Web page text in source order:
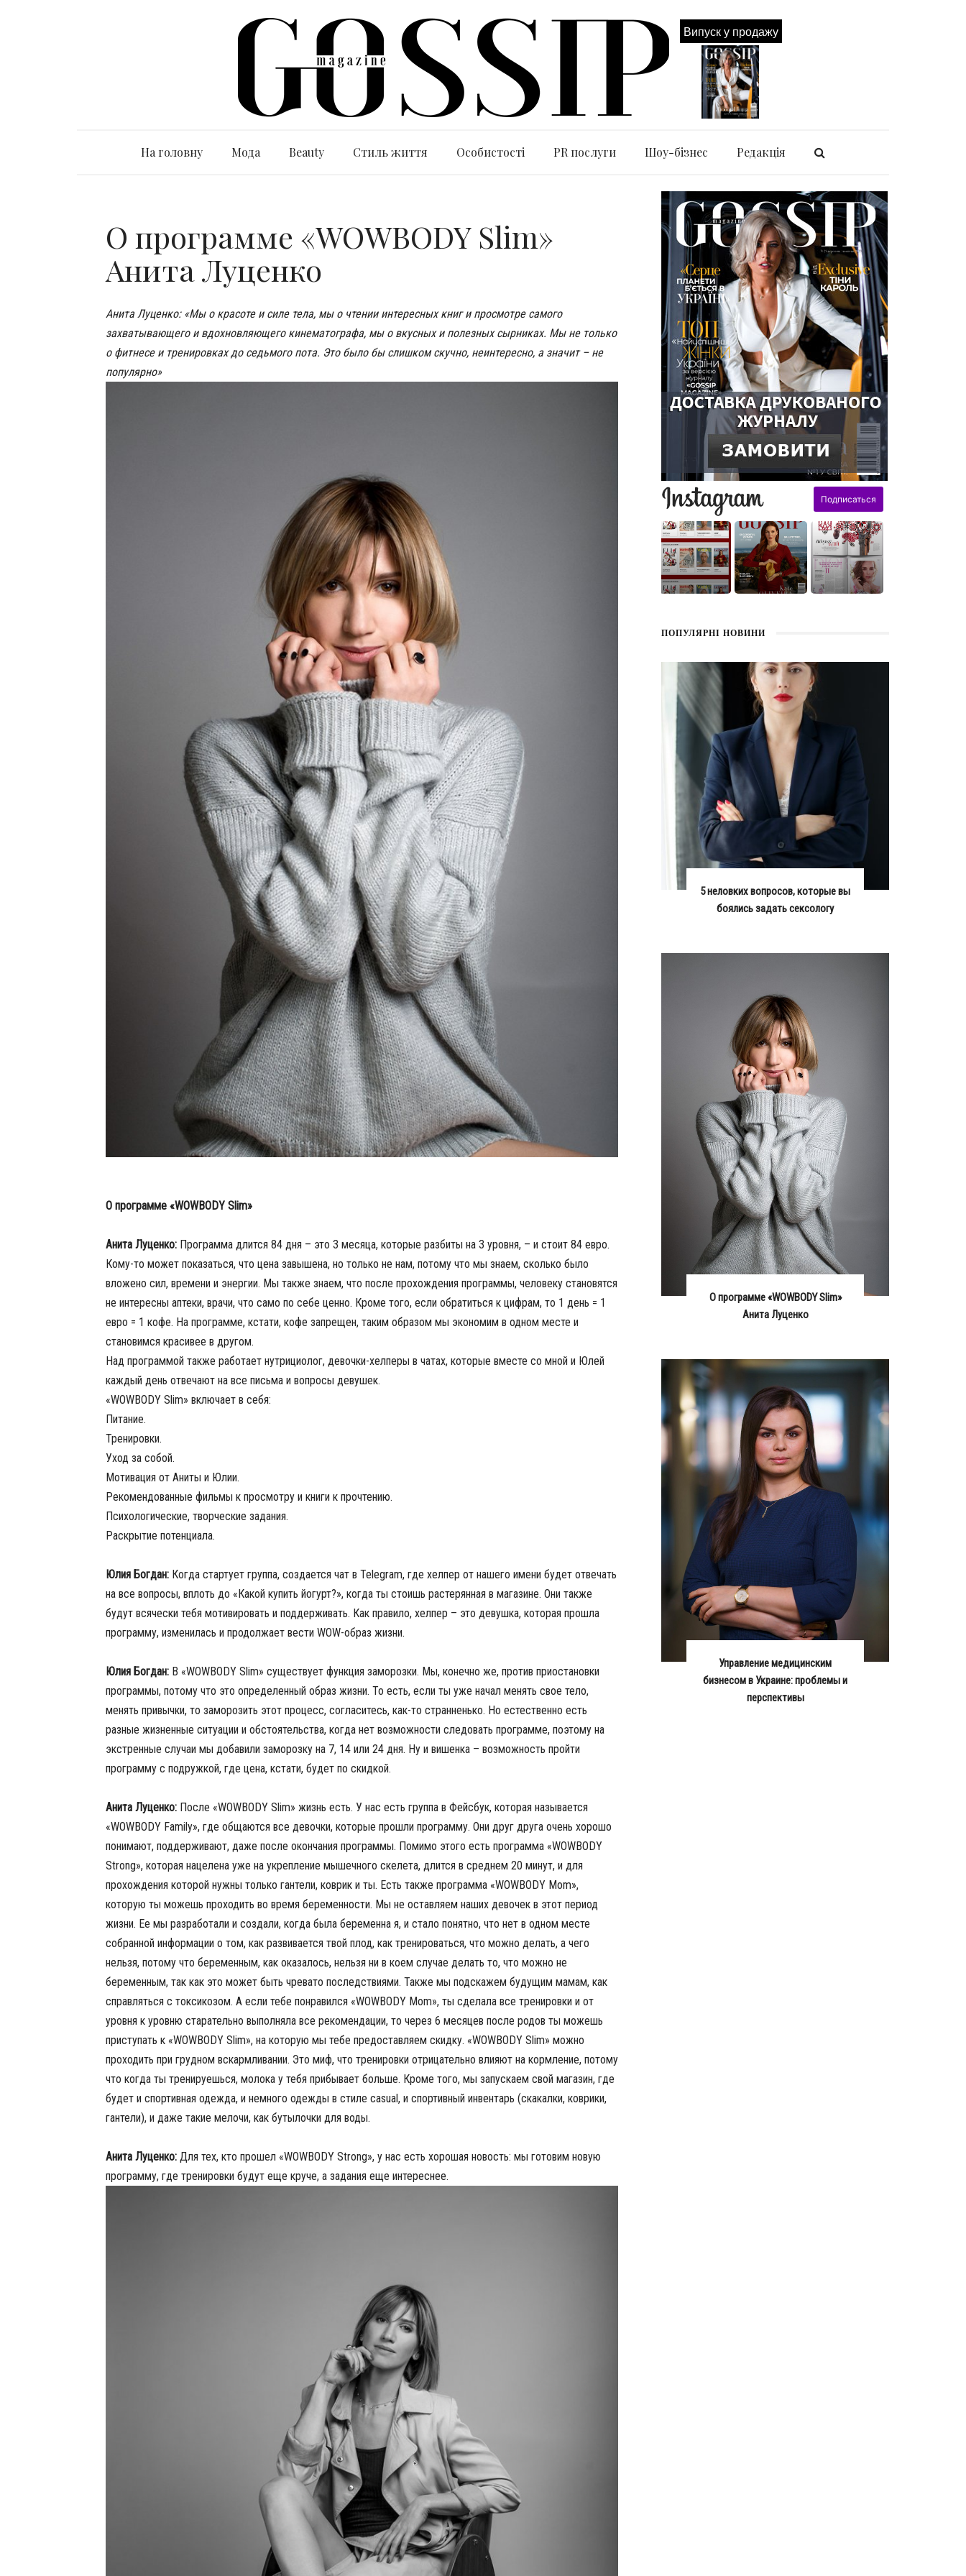
Випуск у продажу
На головну Мода Beauty Стиль життя Особистості PR послуги Шоу-бізнес Редакція
О программе «WOWBODY Slim»
Анита Луценко
Анита Луценко: «Мы о красоте и силе тела, мы о чтении интересных книг и просмотре самого
захватывающего и вдохновляющего кинематографа, мы о вкусных и полезных сырниках. Мы не только
о фитнесе и тренировках до седьмого пота. Это было бы слишком скучно, неинтересно, а значит – не
популярно»
О программе «WOWBODY Slim»
Анита Луценко: Программа длится 84 дня – это 3 месяца, которые разбиты на 3 уровня, – и стоит 84 евро.
Кому-то может показаться, что цена завышена, но только не нам, потому что мы знаем, сколько было
вложено сил, времени и энергии. Мы также знаем, что после прохождения программы, человеку становятся
не интересны аптеки, врачи, что само по себе ценно. Кроме того, если обратиться к цифрам, то 1 день = 1
евро = 1 кофе. На программе, кстати, кофе запрещен, таким образом мы экономим в одном месте и
становимся красивее в другом.
Над программой также работает нутрициолог, девочки-хелперы в чатах, которые вместе со мной и Юлей
каждый день отвечают на все письма и вопросы девушек.
«WOWBODY Slim» включает в себя:
Питание.
Тренировки.
Уход за собой.
Мотивация от Аниты и Юлии.
Рекомендованные фильмы к просмотру и книги к прочтению.
Психологические, творческие задания.
Раскрытие потенциала.
Юлия Богдан: Когда стартует группа, создается чат в Telegram, где хелпер от нашего имени будет отвечать
на все вопросы, вплоть до «Какой купить йогурт?», когда ты стоишь растерянная в магазине. Они также
будут всячески тебя мотивировать и поддерживать. Как правило, хелпер – это девушка, которая прошла
программу, изменилась и продолжает вести WOW-образ жизни.
Юлия Богдан: В «WOWBODY Slim» существует функция заморозки. Мы, конечно же, против приостановки
программы, потому что это определенный образ жизни. То есть, если ты уже начал менять свое тело,
менять привычки, то заморозить этот процесс, согласитесь, как-то странненько. Но естественно есть
разные жизненные ситуации и обстоятельства, когда нет возможности следовать программе, поэтому на
экстренные случаи мы добавили заморозку на 7, 14 или 24 дня. Ну и вишенка – возможность пройти
программу с подружкой, где цена, кстати, будет по скидкой.
Анита Луценко: После «WOWBODY Slim» жизнь есть. У нас есть группа в Фейсбук, которая называется
«WOWBODY Family», где общаются все девочки, которые прошли программу. Они друг друга очень хорошо
понимают, поддерживают, даже после окончания программы. Помимо этого есть программа «WOWBODY
Strong», которая нацелена уже на укрепление мышечного скелета, длится в среднем 20 минут, и для
прохождения которой нужны только гантели, коврик и ты. Есть также программа «WOWBODY Mom»,
которую ты можешь проходить во время беременности. Мы не оставляем наших девочек в этот период
жизни. Ее мы разработали и создали, когда была беременна я, и стало понятно, что нет в одном месте
собранной информации о том, как развивается твой плод, как тренироваться, что можно делать, а чего
нельзя, потому что беременным, как оказалось, нельзя ни в коем случае делать то, что можно не
беременным, так как это может быть чревато последствиями. Также мы подскажем будущим мамам, как
справляться с токсикозом. А если тебе понравился «WOWBODY Mom», ты сделала все тренировки и от
уровня к уровню старательно выполняла все рекомендации, то через 6 месяцев после родов ты можешь
приступать к «WOWBODY Slim», на которую мы тебе предоставляем скидку. «WOWBODY Slim» можно
проходить при грудном вскармливании. Это миф, что тренировки отрицательно влияют на кормление, потому
что когда ты тренируешься, молока у тебя прибывает больше. Кроме того, мы запускаем свой магазин, где
будет и спортивная одежда, и немного одежды в стиле casual, и спортивный инвентарь (скакалки, коврики,
гантели), и даже такие мелочи, как бутылочки для воды.
Анита Луценко: Для тех, кто прошел «WOWBODY Strong», у нас есть хорошая новость: мы готовим новую
программу, где тренировки будут еще круче, а задания еще интереснее.
поздравления
ПОПУЛЯРНІ НОВИНИ
5 неловких вопросов, которые вы
боялись задать сексологу
О программе «WOWBODY Slim»
Анита Луценко
Управление медицинским
бизнесом в Украине: проблемы и
перспективы